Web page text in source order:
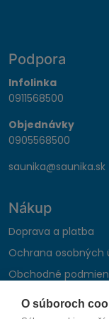
O súboroch
Podpora
Infolinka
0911568500
Objednávky
0905568500
saunika@saunika.sk
Nákup
Doprava a platba
Ochrana osobných
Obchodné
Reklamačný poriadok